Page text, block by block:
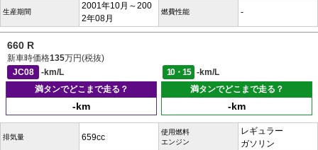
生産期間
2001年10月～200
2年08月
燃費性能 -
660 R
新車時価格135万円(税抜)
JC08
-km/L 10・15
-km/L
満タンでどこまで走る？
-km
満タンでどこまで走る？
-km
排気量 659cc
使用燃料
エンジン
レギュラー
ガソリン